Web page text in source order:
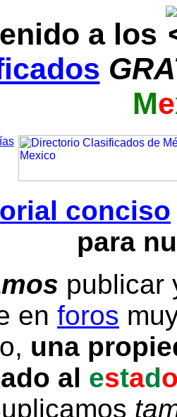
a los
Me
conciso
para
publicar
en foros
una
al estad